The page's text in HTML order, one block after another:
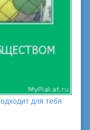
для тебя